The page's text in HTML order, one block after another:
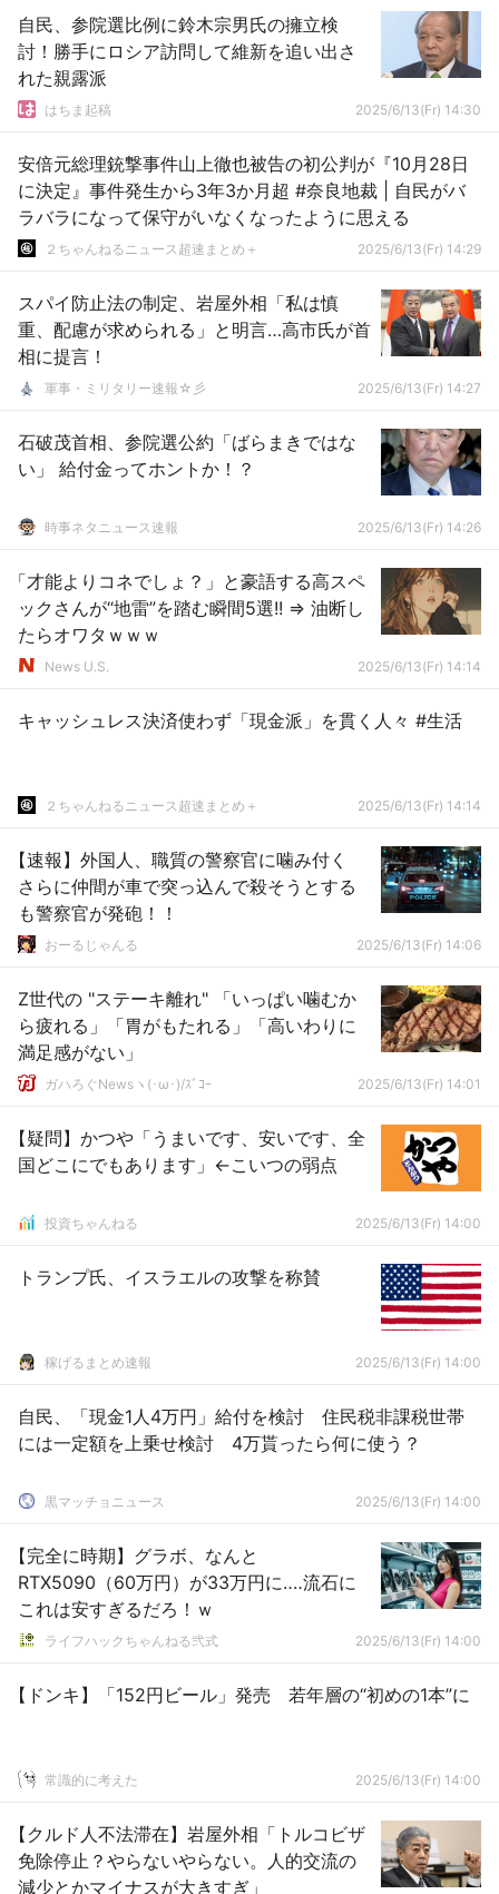
自民、参院選比例に鈴木宗男氏の擁立検
討！勝手にロシア訪問して維新を追い出さ
れた親露派
はちま起稿 2025/6/13(Fr) 14:30
安倍元総理銃撃事件山上徹也被告の初公判が『10月28日
に決定』事件発生から3年3か月超 #奈良地裁 | 自民がバ
ラバラになって保守がいなくなったように思える
２ちゃんねるニュース超速まとめ＋ 2025/6/13(Fr) 14:29
スパイ防止法の制定、岩屋外相「私は慎
重、配慮が求められる」と明言…高市氏が首
相に提言！
軍事・ミリタリー速報☆彡 2025/6/13(Fr) 14:27
石破茂首相、参院選公約「ばらまきではな
い」 給付金ってホントか！？
時事ネタニュース速報 2025/6/13(Fr) 14:26
「才能よりコネでしょ？」と豪語する高スペ
ックさんが“地雷”を踏む瞬間5選!! ⇒ 油断し
たらオワタｗｗｗ
News U.S. 2025/6/13(Fr) 14:14
キャッシュレス決済使わず「現金派」を貫く人々 #生活
２ちゃんねるニュース超速まとめ＋ 2025/6/13(Fr) 14:14
【速報】外国人、職質の警察官に噛み付く
さらに仲間が車で突っ込んで殺そうとする
も警察官が発砲！！
おーるじゃんる 2025/6/13(Fr) 14:06
Z世代の "ステーキ離れ" 「いっぱい噛むか
ら疲れる」「胃がもたれる」「高いわりに
満足感がない」
ガハろぐNewsヽ(･ω･)/ｽﾞｺｰ 2025/6/13(Fr) 14:01
【疑問】かつや「うまいです、安いです、全
国どこにでもあります」←こいつの弱点
投資ちゃんねる 2025/6/13(Fr) 14:00
トランプ氏、イスラエルの攻撃を称賛
稼げるまとめ速報 2025/6/13(Fr) 14:00
自民、「現金1人4万円」給付を検討 住民税非課税世帯
には一定額を上乗せ検討 4万貰ったら何に使う？
黒マッチョニュース 2025/6/13(Fr) 14:00
【完全に時期】グラボ、なんと
RTX5090（60万円）が33万円に‥‥流石に
これは安すぎるだろ！ｗ
ライフハックちゃんねる弐式 2025/6/13(Fr) 14:00
【ドンキ】「152円ビール」発売 若年層の“初めの1本”に
常識的に考えた 2025/6/13(Fr) 14:00
【クルド人不法滞在】岩屋外相「トルコビザ
免除停止？やらないやらない。人的交流の
減少とかマイナスが大きすぎ」